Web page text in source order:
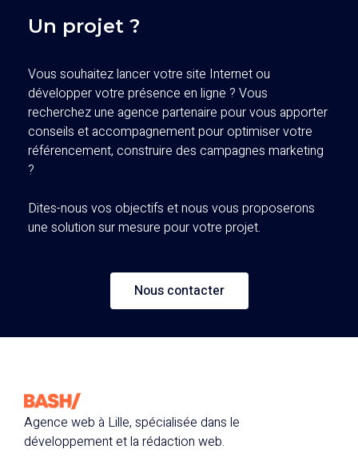
Un projet ?
Vous souhaitez lancer votre site Internet ou
développer votre présence en ligne ? Vous
recherchez une agence partenaire pour vous apporter
conseils et accompagnement pour optimiser votre
référencement, construire des campagnes marketing
?
Dites-nous vos objectifs et nous vous proposerons
une solution sur mesure pour votre projet.
Nous contacter
Agence web à Lille, spécialisée dans le
développement et la rédaction web.